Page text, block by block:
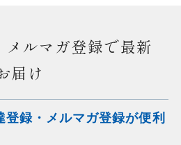
ルマガ登録で最新
届け
録・メルマガ登録が便利